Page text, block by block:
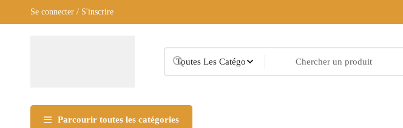
Se connecter / S'inscrire
Parcourir toutes les catégories